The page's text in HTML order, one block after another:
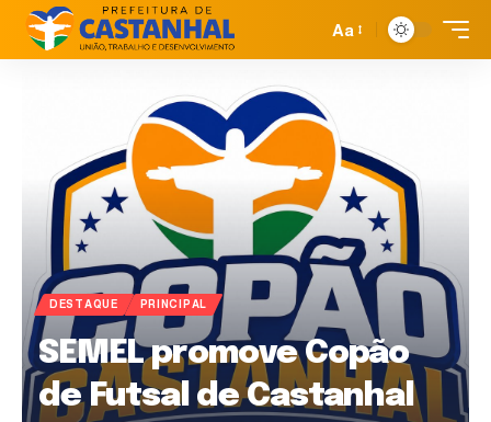
Aa
DESTAQUE PRINCIPAL
SEMEL promove Copão
de Futsal de Castanhal